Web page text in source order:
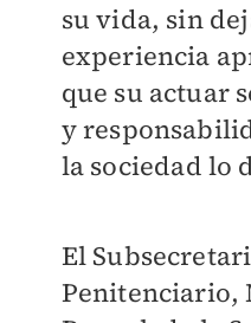
su vida, sin
experiencia
que su actuar
y
la sociedad lo
El
Penitenciario,